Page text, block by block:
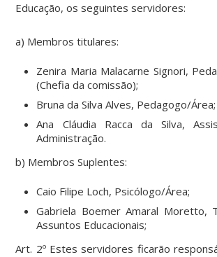
Educação, os seguintes servidores:
a) Membros titulares:
Zenira Maria Malacarne Signori,
(Chefia da comissão);
Bruna da Silva Alves, Pedagogo/Área;
Ana Cláudia Racca da Silva,
Administração.
b) Membros Suplentes:
Caio Filipe Loch, Psicólogo/Área;
Gabriela Boemer Amaral Moretto,
Assuntos Educacionais;
Art. 2º Estes servidores ficarão